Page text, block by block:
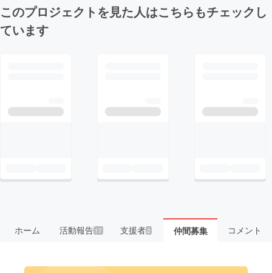
このプロジェクトを見た人はこちらもチェックし
ています
ホーム 活動報告17 支援者2 仲間募集 コメント